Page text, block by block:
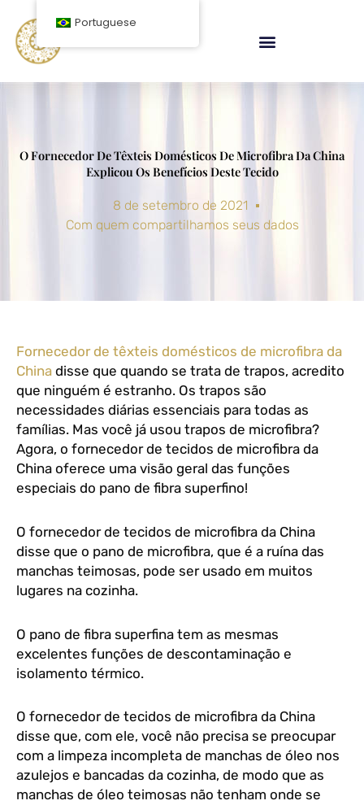
para
conteúdo
O Fornecedor De Têxteis Domésticos De Microfibra Da China
Explicou Os Benefícios Deste Tecido
8 de setembro de 2021
Com quem compartilhamos seus dados
Fornecedor de têxteis domésticos de microfibra da
China disse que quando se trata de trapos, acredito
que ninguém é estranho. Os trapos são
necessidades diárias essenciais para todas as
famílias. Mas você já usou trapos de microfibra?
Agora, o fornecedor de tecidos de microfibra da
China oferece uma visão geral das funções
especiais do pano de fibra superfino!
O fornecedor de tecidos de microfibra da China
disse que o pano de microfibra, que é a ruína das
manchas teimosas, pode ser usado em muitos
lugares na cozinha.
O pano de fibra superfina tem as mesmas
excelentes funções de descontaminação e
isolamento térmico.
O fornecedor de tecidos de microfibra da China
disse que, com ele, você não precisa se preocupar
com a limpeza incompleta de manchas de óleo nos
azulejos e bancadas da cozinha, de modo que as
manchas de óleo teimosas não tenham onde se
Portuguese